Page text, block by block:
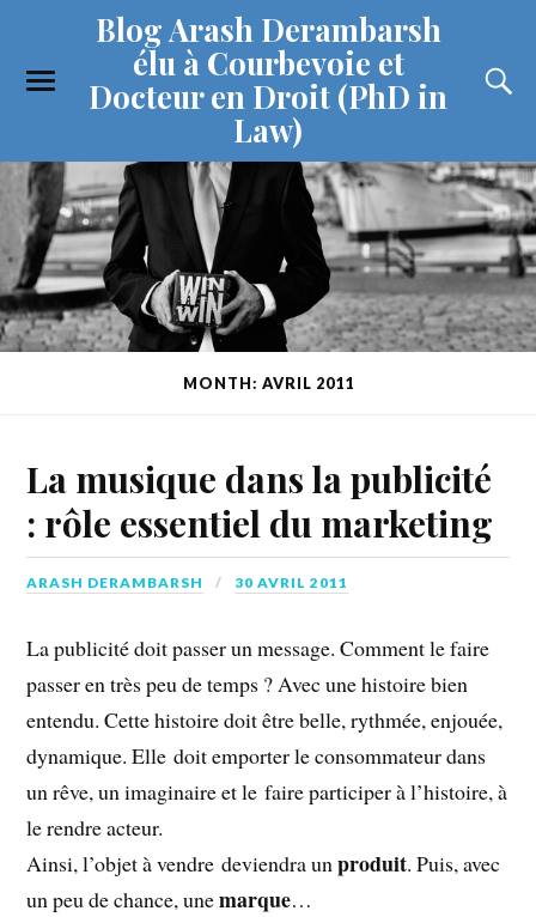
Blog Arash Derambarsh
élu à Courbevoie et
Docteur en Droit (PhD in
Law)
MONTH: AVRIL 2011
La musique dans la publicité
: rôle essentiel du marketing
ARASH DERAMBARSH 30 AVRIL 2011
La publicité doit passer un message. Comment le faire
passer en très peu de temps ? Avec une histoire bien
entendu. Cette histoire doit être belle, rythmée, enjouée,
dynamique. Elle doit emporter le consommateur dans
un rêve, un imaginaire et le faire participer à l’histoire, à
le rendre acteur.
Ainsi, l’objet à vendre deviendra unproduit. Puis, avec
un peu de chance, unemarque…